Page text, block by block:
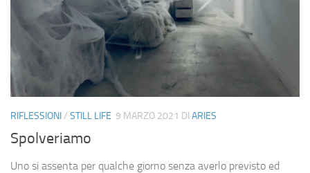
RIFLESSIONI/ STILL LIFE 9 MARZO 2021 DI ARIES
Spolveriamo
Uno si assenta per qualche giorno senza averlo previsto ed